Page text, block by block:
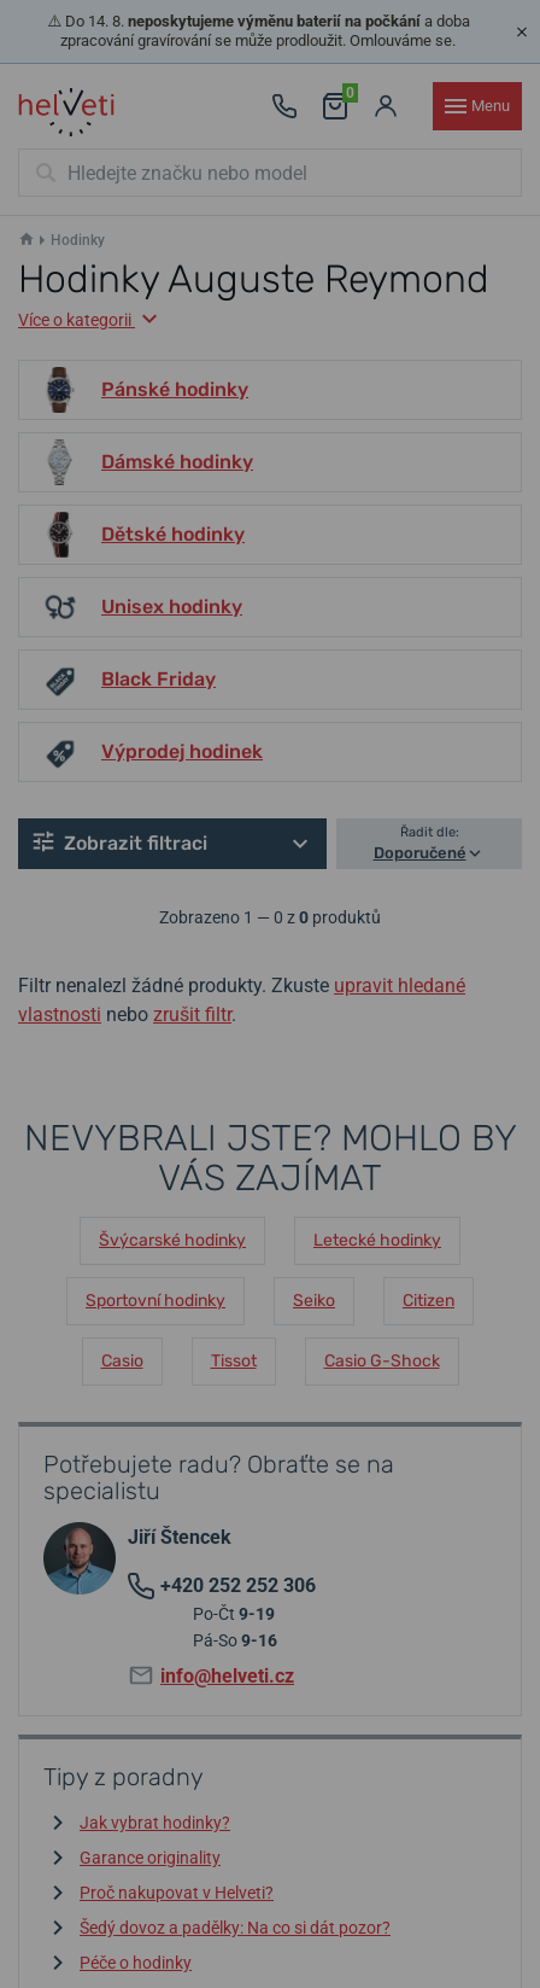
⚠️ Do 14. 8. neposkytujeme výměnu baterií na počkánía doba
zpracování gravírování se může prodloužit. Omlouváme se.
0
Menu
Hodinky
Hodinky Auguste Reymond
Více o kategorii
Pánské hodinky
Dámské hodinky
Dětské hodinky
Unisex hodinky
Black Friday
Výprodej hodinek
Zobrazit filtraci Řadit dle:
Doporučené
Zobrazeno 1 — 0 z0 produktů
Filtr nenalezl žádné produkty. Zkuste upravit hledané
vlastnosti nebo zrušit filtr.
NEVYBRALI JSTE? MOHLO BY
VÁS ZAJÍMAT
Švýcarské hodinky Letecké hodinky
Sportovní hodinky Seiko Citizen
Casio Tissot Casio G-Shock
Potřebujete radu? Obraťte se na
specialistu
Jiří Štencek
+420 252 252 306
Po-Čt 9-19
Pá-So9-16
info@helveti.cz
Tipy z poradny
Jak vybrat hodinky?
Garance originality
Proč nakupovat v Helveti?
Šedý dovoz a padělky: Na co si dát pozor?
Péče o hodinky